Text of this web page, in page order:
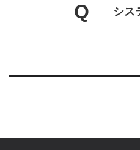
Q シス